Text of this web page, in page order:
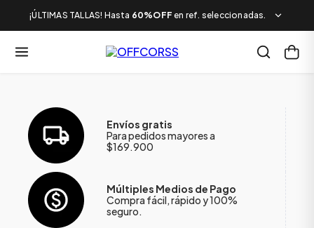
¡ÚLTIMAS TALLAS! Hasta 60%OFF en ref. seleccionadas.
Envíos gratis
Para pedidos mayores a
$169.900
Múltiples Medios de Pago
Compra fácil, rápido y 100%
seguro.